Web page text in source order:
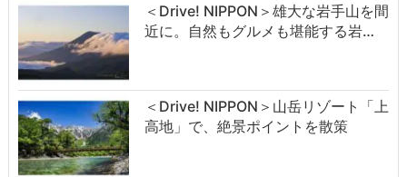
＜Drive! NIPPON＞雄大な岩手山を間
近に。自然もグルメも堪能する岩…
＜Drive! NIPPON＞山岳リゾート「上
高地」で、絶景ポイントを散策